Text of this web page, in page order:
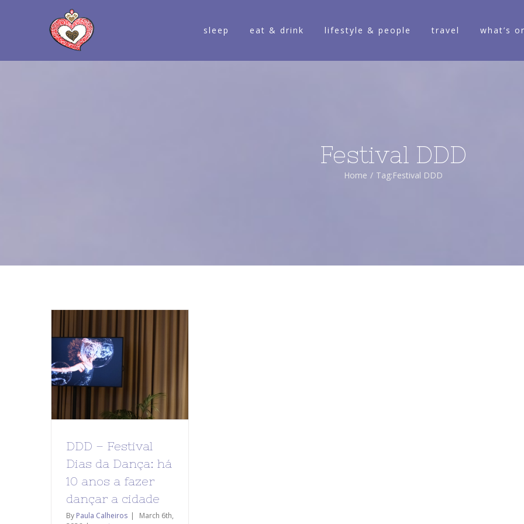
sleep eat & drink lifestyle & people travel what’s
Festival DDD
Home / Tag:Festival DDD
DDD – Festival
Dias da Dança: há
10 anos a fazer
dançar a cidade
By Paula Calheiros |
March 6th,